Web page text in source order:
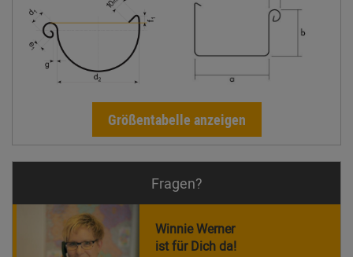
Größentabelle anzeigen
Fragen?
Winnie Werner
ist für Dich da!